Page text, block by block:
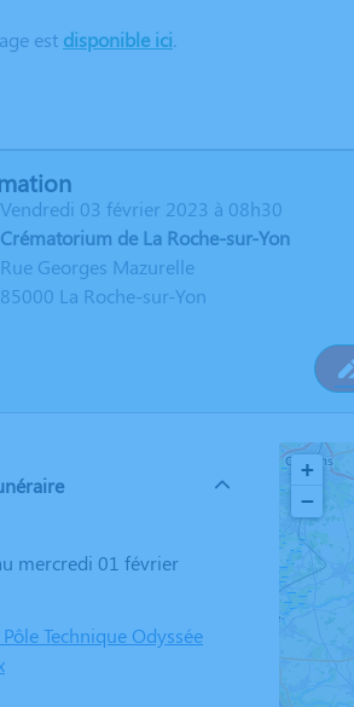
est disponible ici.
vendredi 03 février 2023 à 08h30
Crématorium de La Roche-sur-Yon
Rue Georges Mazurelle
85000 La Roche-sur-Yon
Technique Odyssée
+
−